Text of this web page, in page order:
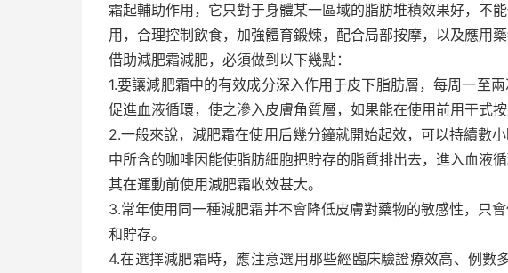
霜起輔助作用，它只對于身體某一區域的脂肪堆積效果好，不
用，合理控制飲食，加強體育鍛煉，配合局部按摩，以及應用
借助減肥霜減肥，必須做到以下幾點：
1.要讓減肥霜中的有效成分深入作用于皮下脂肪層，每周一至
促進血液循環，使之滲入皮膚角質層，如果能在使用前用干式按
2.一般來說，減肥霜在使用后幾分鐘就開始起效，可以持續數
中所含的咖啡因能使脂肪細胞把貯存的脂質排出去，進入血液
其在運動前使用減肥霜收效甚大。
3.常年使用同一種減肥霜并不會降低皮膚對藥物的敏感性，只
和貯存。
4.在選擇減肥霜時，應注意選用那些經臨床驗證療效高、例數